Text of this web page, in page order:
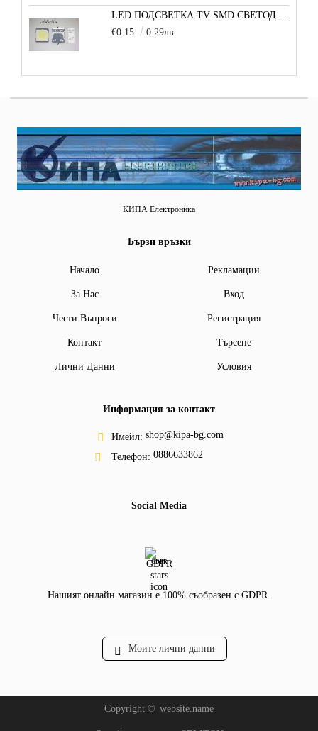
LED ПОДСВЕТКА TV SMD СВЕТОДИОД 2W 3535 6V LG
€0.15
0.29лв.
КИПА Електроника
Бързи връзки
Начало Рекламации
За Нас Вход
Чести Въпроси Регистрация
Контакт Търсене
Лични Данни Условия
Информация за контакт
Имейл: shop@kipa-bg.com
Телефон: 0886633862
Social Media
GDPR
Нашият онлайн магазин е 100% съобразен с GDPR.
Моите лични данни
Copyright © website.name